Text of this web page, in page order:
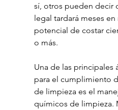
sí, otros pueden decir
legal tardará meses
potencial de costar
o más.
Una de las principales
para el cumplimiento
de limpieza es el
químicos de limpieza.